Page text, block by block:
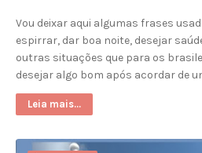
Vou deixar aqui algumas frases
espirrar, dar boa noite, desejar
outras situações que para os
desejar algo bom após acordar de
Leia mais...